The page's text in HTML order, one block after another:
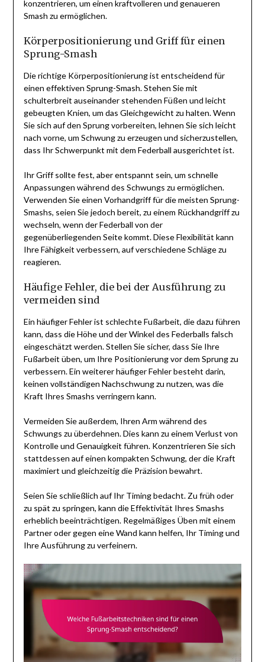
konzentrieren, um einen kraftvolleren und genaueren
Smash zu ermöglichen.
Körperpositionierung und Griff für einen
Sprung-Smash
Die richtige Körperpositionierung ist entscheidend für
einen effektiven Sprung-Smash. Stehen Sie mit
schulterbreit auseinander stehenden Füßen und leicht
gebeugten Knien, um das Gleichgewicht zu halten. Wenn
Sie sich auf den Sprung vorbereiten, lehnen Sie sich leicht
nach vorne, um Schwung zu erzeugen und sicherzustellen,
dass Ihr Schwerpunkt mit dem Federball ausgerichtet ist.
Ihr Griff sollte fest, aber entspannt sein, um schnelle
Anpassungen während des Schwungs zu ermöglichen.
Verwenden Sie einen Vorhandgriff für die meisten Sprung-
Smashs, seien Sie jedoch bereit, zu einem Rückhandgriff zu
wechseln, wenn der Federball von der
gegenüberliegenden Seite kommt. Diese Flexibilität kann
Ihre Fähigkeit verbessern, auf verschiedene Schläge zu
reagieren.
Häufige Fehler, die bei der Ausführung zu
vermeiden sind
Ein häufiger Fehler ist schlechte Fußarbeit, die dazu führen
kann, dass die Höhe und der Winkel des Federballs falsch
eingeschätzt werden. Stellen Sie sicher, dass Sie Ihre
Fußarbeit üben, um Ihre Positionierung vor dem Sprung zu
verbessern. Ein weiterer häufiger Fehler besteht darin,
keinen vollständigen Nachschwung zu nutzen, was die
Kraft Ihres Smashs verringern kann.
Vermeiden Sie außerdem, Ihren Arm während des
Schwungs zu überdehnen. Dies kann zu einem Verlust von
Kontrolle und Genauigkeit führen. Konzentrieren Sie sich
stattdessen auf einen kompakten Schwung, der die Kraft
maximiert und gleichzeitig die Präzision bewahrt.
Seien Sie schließlich auf Ihr Timing bedacht. Zu früh oder
zu spät zu springen, kann die Effektivität Ihres Smashs
erheblich beeinträchtigen. Regelmäßiges Üben mit einem
Partner oder gegen eine Wand kann helfen, Ihr Timing und
Ihre Ausführung zu verfeinern.